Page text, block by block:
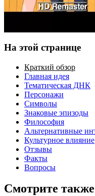
На этой странице
Краткий обзор
Главная идея
Тематическая ДНК
Персонажи
Символы
Знаковые эпизоды
Философия
Альтернативные
Культурное влияние
Отзывы
Факты
Вопросы
Смотрите также